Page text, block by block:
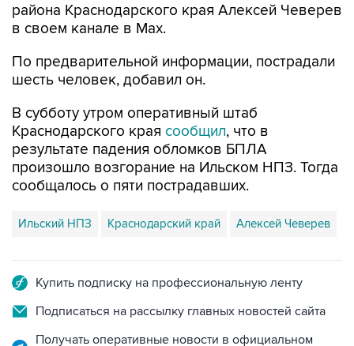
района Краснодарского края Алексей Чеверев
в своем канале в Max.
По предварительной информации, пострадали
шесть человек, добавил он.
В субботу утром оперативный штаб
Краснодарского края сообщил, что в
результате падения обломков БПЛА
произошло возгорание на Ильском НПЗ. Тогда
сообщалось о пяти пострадавших.
Ильский НПЗ Краснодарский край Алексей Чеверев
Купить подписку на профессиональную ленту
Подписаться на рассылку главных новостей сайта
Получать оперативные новости в официальном